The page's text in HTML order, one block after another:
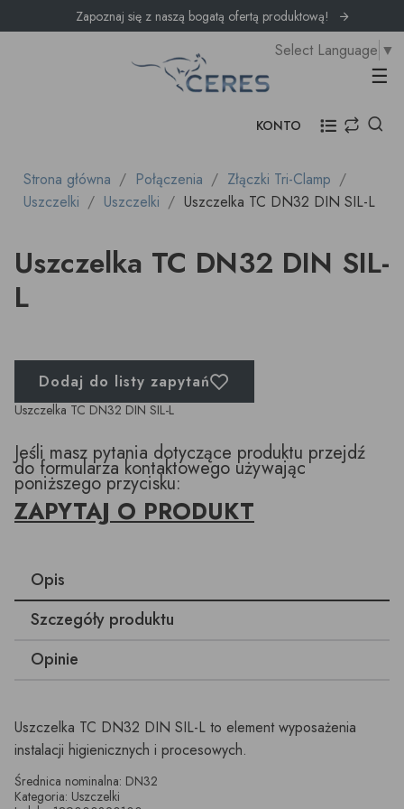
Zapoznaj się z naszą bogatą ofertą produktową!
☰
Select Language ▼
KONTO
Strona główna Połączenia
Złączki Tri-Clamp
Uszczelki
Uszczelki Uszczelka TC DN32 DIN SIL-L
Uszczelka TC DN32 DIN SIL-
L
Dodaj do listy zapytań
Uszczelka TC DN32 DIN SIL-L
Jeśli masz pytania dotyczące produktu przejdź
do formularza kontaktowego używając
poniższego przycisku:
ZAPYTAJ O PRODUKT
Opis
Szczegóły produktu
Opinie
Uszczelka TC DN32 DIN SIL-L to element wyposażenia
instalacji higienicznych i procesowych.
Średnica nominalna: DN32
Kategoria: Uszczelki